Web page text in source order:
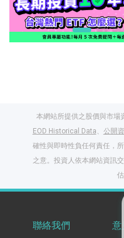
本網站所提供之股價與市場
EOD Historical Data、 公開
確性與即時性負任何責任，
之意。投資人依本網站資訊
聯絡我們 意